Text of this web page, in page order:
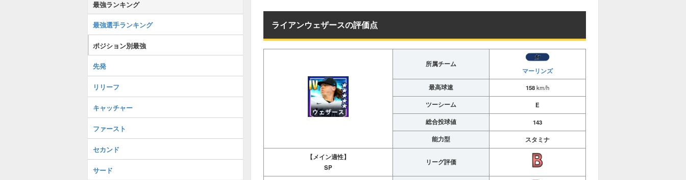
ライアンウェザースの評価点
所属チーム
マーリンズ
最高球速 158km/h
ツーシーム
E
総合投球値
143
能力型
スタミナ
【メイン適性】
SP
リーグ評価
最強ランキング
最強選手ランキング
ポジション別最強
先発
リリーフ
キャッチャー
ファースト
セカンド
サード